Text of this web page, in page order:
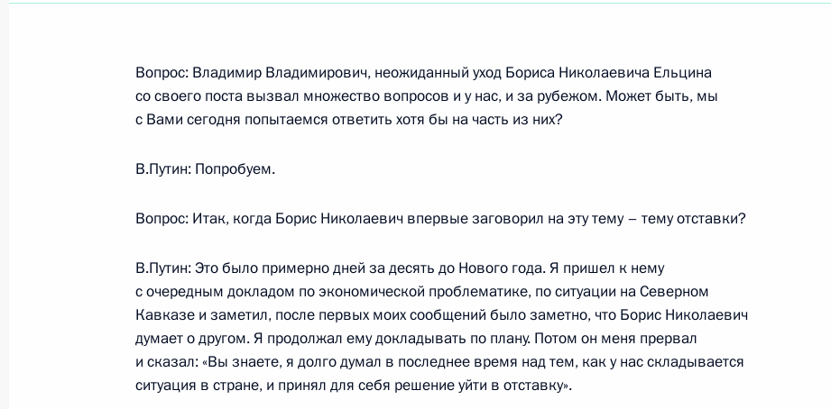
11 января 2000 года, вторник
Торжественный вечер по случаю 2000-летия Рождества Христова
5 января 2000 года, среда
Выступление на встрече с лидерами партий и движений
Государственной Думы
Москва, Кремль
Вопрос: Владимир Владимирович, неожиданный уход Бориса Николаевича Ельцина
со своего поста вызвал множество вопросов и у нас, и за рубежом. Может быть, мы
с Вами сегодня попытаемся ответить хотя бы на часть из них?
В.Путин: Попробуем.
Вопрос: Итак, когда Борис Николаевич впервые заговорил на эту тему – тему отставки?
В.Путин: Это было примерно дней за десять до Нового года. Я пришел к нему
с очередным докладом по экономической проблематике, по ситуации на Северном
Кавказе и заметил, после первых моих сообщений было заметно, что Борис Николаевич
думает о другом. Я продолжал ему докладывать по плану. Потом он меня прервал
и сказал: «Вы знаете, я долго думал в последнее время над тем, как у нас складывается
ситуация в стране, и принял для себя решение уйти в отставку».